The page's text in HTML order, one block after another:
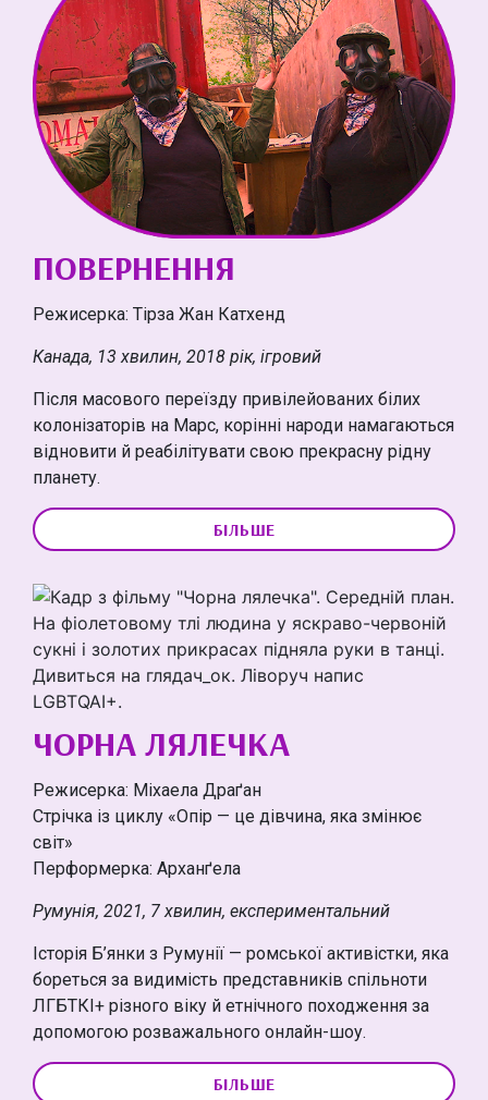
ПОВЕРНЕННЯ
Режисерка: Тірза Жан Катхенд
Канада, 13 хвилин, 2018 рік, ігровий
Після масового переїзду привілейованих білих
колонізаторів на Марс, корінні народи намагаються
відновити й реабілітувати свою прекрасну рідну
планету.
БІЛЬШЕ
ЧОРНА ЛЯЛЕЧКА
Режисерка: Міхаела Драґан
Стрічка із циклу «Опір — це дівчина, яка змінює
світ»
Перформерка: Арханґела
Румунія, 2021, 7 хвилин, експериментальний
Історія Б’янки з Румунії — ромської активістки, яка
бореться за видимість представників спільноти
ЛГБТКІ+ різного віку й етнічного походження за
допомогою розважального онлайн-шоу.
БІЛЬШЕ